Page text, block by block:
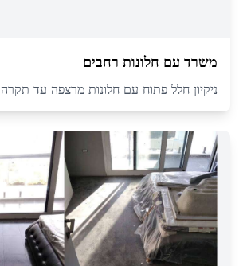
משרד עם חלונות רחבים
ניקיון חלל פתוח עם חלונות מרצפה עד תקרה